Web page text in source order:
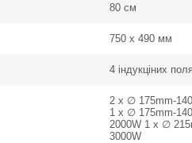
80 см
750 х 490 мм
4 індукціних поля
2 x ∅ 175mm-
1 x ∅ 175mm-
2000W 1 x ∅
3000W